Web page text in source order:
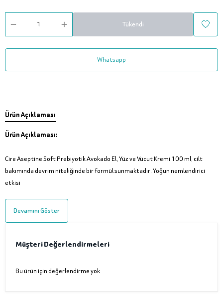
Tükendi
Whatsapp
Ürün Açıklaması
Ürün Açıklaması:
Cire Aseptine Soft Prebiyotik Avokado El, Yüz ve Vücut Kremi 100 ml, cilt
bakımında devrim niteliğinde bir formül sunmaktadır. Yoğun nemlendirici
etkisi
Devamını Göster
Müşteri Değerlendirmeleri
Bu ürün için değerlendirme yok